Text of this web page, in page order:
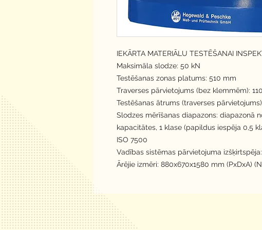
IEKĀRTA MATERIĀLU TESTĒŠANAI
Maksimāla slodze: 50 kN
Testēšanas zonas platums: 510 mm
Traverses pārvietojums (bez klemmēm):
Testēšanas ātrums (traverses
Slodzes mērīšanas diapazons: diapazonā
kapacitātes, 1 klase (papildus iespēja 0,5
ISO 7500
Vadības sistēmas pārvietojuma
Ārējie izmēri: 880x670x1580 mm (PxDxA)